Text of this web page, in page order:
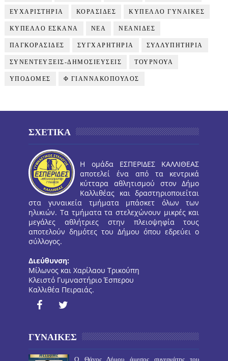
ΕΥΧΑΡΙΣΤΗΡΙΑ ΚΟΡΑΣΙΔΕΣ ΚΥΠΕΛΛΟ ΓΥΝΑΙΚΕΣ
ΚΥΠΕΛΛΟ ΕΣΚΑΝΑ ΝΕΑ ΝΕΑΝΙΔΕΣ
ΠΑΓΚΟΡΑΣΙΔΕΣ ΣΥΓΧΑΡΗΤΗΡΙΑ ΣΥΛΛΥΠΗΤΗΡΙΑ
ΣΥΝΕΝΤΕΥΞΕΙΣ-ΔΗΜΟΣΙΕΥΣΕΙΣ ΤΟΥΡΝΟΥΑ
ΥΠΟΔΟΜΕΣ Φ ΓΙΑΝΝΑΚΟΠΟΥΛΟΣ
ΣΧΕΤΙΚΑ
Η ομάδα ΕΣΠΕΡΙΔΕΣ ΚΑΛΛΙΘΕΑΣ
αποτελεί ένα από τα κεντρικά
κύτταρα αθλητισμού στον Δήμο
Καλλιθέας και δραστηριοποιείται
στα γυναικεία τμήματα μπάσκετ όλων των
ηλικιών. Τα τμήματα τα στελεχώνουν μικρές και
μεγάλες αθλήτριες στην πλειοψηφία τους
αποτελούν δημότες του Δήμου όπου εδρεύει ο
σύλλογος.
Διεύθυνση:
Μίλωνος και Χαρίλαου Τρικούπη
Κλειστό Γυμναστήριο Έσπερου
Καλλιθέα Πειραιάς.
ΓΥΝΑΙΚΕΣ
O Θάνος Δήμου άμεσος συνεργάτης του